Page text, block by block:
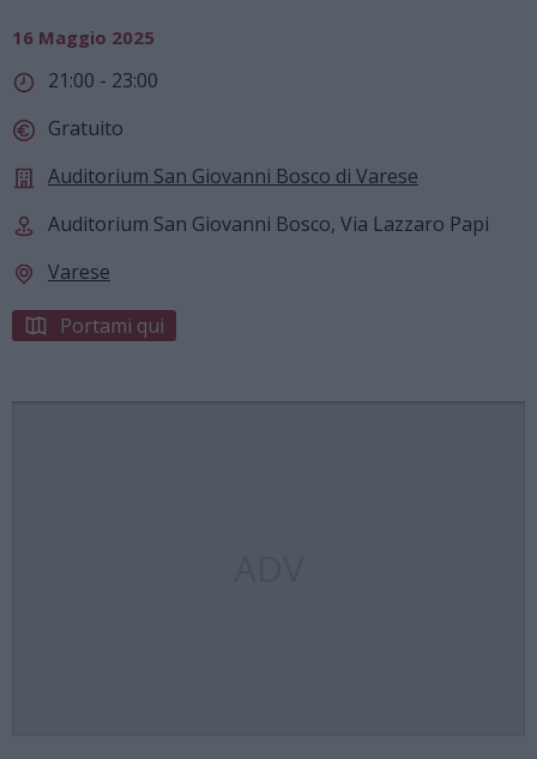
16 Maggio 2025
21:00 - 23:00
Gratuito
Auditorium San Giovanni Bosco di Varese
Auditorium San Giovanni Bosco, Via Lazzaro Papi
Varese
Portami qui